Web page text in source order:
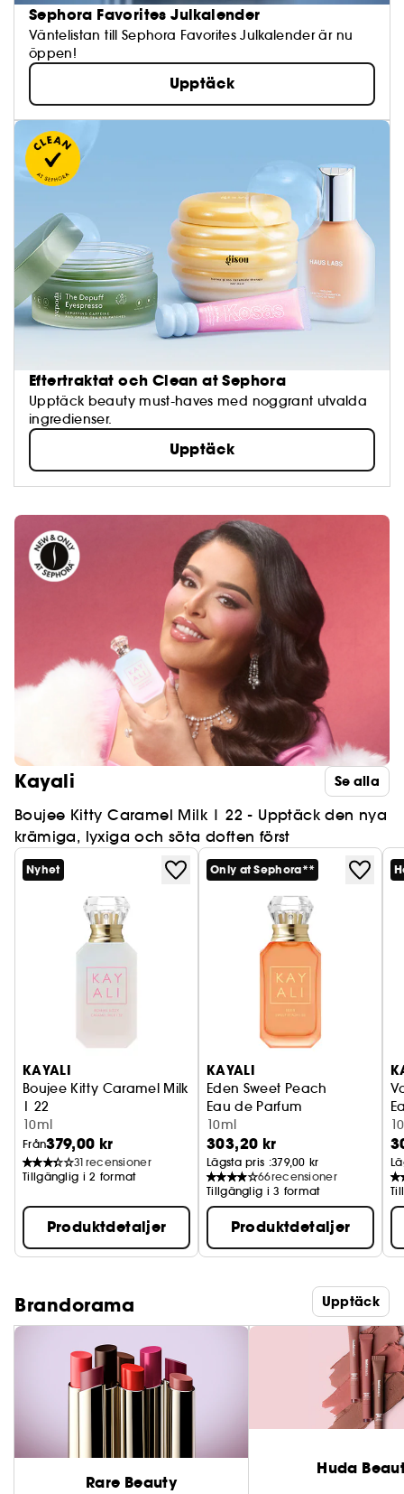
Sephora Favorites Julkalender
Väntelistan till Sephora Favorites Julkalender är nu
öppen!
Upptäck
Eftertraktat och Clean at Sephora
Upptäck beauty must-haves med noggrant utvalda
ingredienser.
Upptäck
Kayali
Boujee Kitty Caramel Milk | 22 - Upptäck den nya
krämiga, lyxiga och söta doften först
Se alla
Nyhet
KAYALI
Boujee Kitty Caramel Milk
| 22
Eau de Parfum
10ml
Från379,00 kr
31 recensioner
Tillgänglig i 2 format
Produktdetaljer
Only at Sephora**
KAYALI
Eden Sweet Peach
Eau de Parfum
10ml
303,20 kr
Lägsta pris :379,00 kr
66recensioner
Tillgänglig i 3 format
Produktdetaljer
Brandorama Upptäck
Rare Beauty
Huda